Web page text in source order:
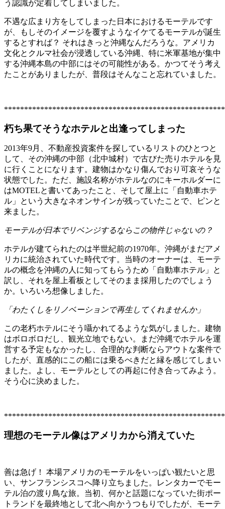
う認識が定着してしまいました。
不遇な広まり方をしてしまった日本におけるモーテルです
が、もしそのイメージを覆すようなイケてるモーテルが誕生
するとすれば？ それはきっと沖縄なんだろうな。アメリカ
文化とクルマ社会が浸透している沖縄、特に米軍基地が集中
する沖縄本島の中部にはその可能性がある。かつてそう考え
たことがありましたが、普段はそんなこと忘れていました。
朽ち果てそうなホテルと出逢ってしまった
2013年9月、不動産投資案件を探しているリストのひとつと
して、その沖縄の中部（北中城村）で古びた売りホテルを見
に行くことになります。建物はかなり傷んでおり可哀そうな
状態でした。ただ、施設名称がホテルなのにキーホルダーに
はMOTELと書いてあったこと、そして屋上に「自動車ホテ
ル」という大きなネオンサインが残っていたことで、ピンと
来ました。
モーテルが日本でリベンジするならこの物件じゃないの？
ホテルが建てられたのは半世紀前の1970年。沖縄がまだアメ
リカに統治されていた時代です。当時のオーナーは、モーテ
ルの概念を沖縄の人に知ってもらうため「自動車ホテル」と
訳し、それを屋上看板としてそのまま採用したのでしょう
か。いろいろ想像しました。
「わたくしをリノベーションで再生してくれませんか」
この老朽ホテルにそう囁かれてるような気がしました。建物
はボロボロだし、観光立地でもない。まだ沖縄でホテルを運
営する予定もなかったし、合理的な判断ならアウトな案件で
したが、直感的にこの船には乗るべきだと縁を感じてしまい
ました。よし、モーテルとしての再起に付き合ってみよう。
そう心に決めました。
理想のモーテル像はアメリカから消えていた
善は急げ！ 本場アメリカのモーテルをいっぱい観たいと思
い、サンフランシスコへ降り立ちました。レンタカーでモー
テル泊の渡り鳥な旅。当初、何かと話題になっていた街ポー
トランドを最終地として北へ向かうつもりでしたが、モーテ